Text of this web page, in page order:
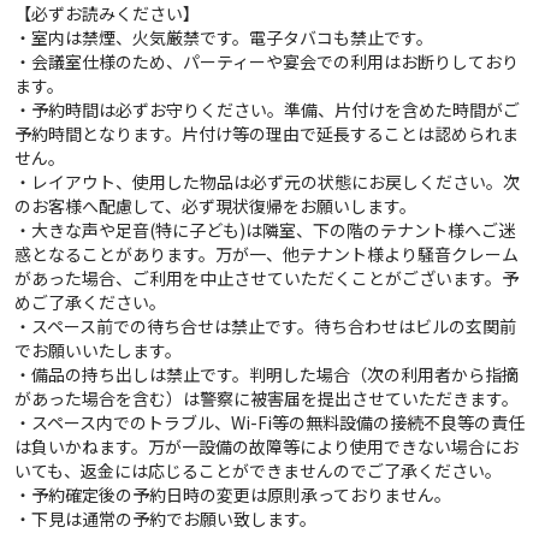
【必ずお読みください】
・室内は禁煙、火気厳禁です。電子タバコも禁止です。
・会議室仕様のため、パーティーや宴会での利用はお断りしており
ます。
・予約時間は必ずお守りください。準備、片付けを含めた時間がご
予約時間となります。片付け等の理由で延長することは認められま
せん。
・レイアウト、使用した物品は必ず元の状態にお戻しください。次
のお客様へ配慮して、必ず現状復帰をお願いします。
・大きな声や足音(特に子ども)は隣室、下の階のテナント様へご迷
惑となることがあります。万が一、他テナント様より騒音クレーム
があった場合、ご利用を中止させていただくことがございます。予
めご了承ください。
・スペース前での待ち合せは禁止です。待ち合わせはビルの玄関前
でお願いいたします。
・備品の持ち出しは禁止です。判明した場合（次の利用者から指摘
があった場合を含む）は警察に被害届を提出させていただきます。
・スペース内でのトラブル、Wi-Fi等の無料設備の接続不良等の責任
は負いかねます。万が一設備の故障等により使用できない場合にお
いても、返金には応じることができませんのでご了承ください。
・予約確定後の予約日時の変更は原則承っておりません。
・下見は通常の予約でお願い致します。